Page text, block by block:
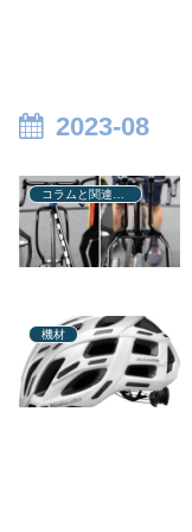
2023-08
コラムと関連ニュース
機材